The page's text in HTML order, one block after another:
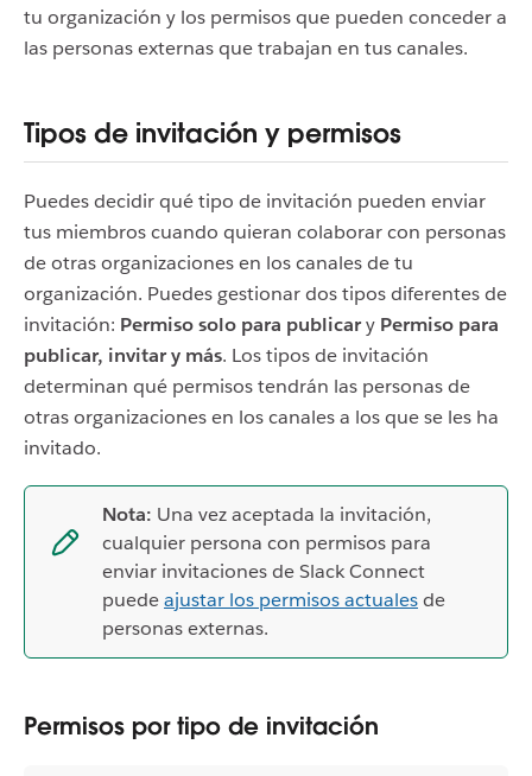
tu organización y los permisos que pueden conceder a
las personas externas que trabajan en tus canales.
Tipos de invitación y permisos
Puedes decidir qué tipo de invitación pueden enviar
tus miembros cuando quieran colaborar con personas
de otras organizaciones en los canales de tu
organización. Puedes gestionar dos tipos diferentes de
invitación: Permiso solo para publicary Permiso para
publicar, invitar y más. Los tipos de invitación
determinan qué permisos tendrán las personas de
otras organizaciones en los canales a los que se les ha
invitado.
Nota: Una vez aceptada la invitación,
cualquier persona con permisos para
enviar invitaciones de Slack Connect
puedeajustar los permisos actualesde
personas externas.
Permisos por tipo de invitación